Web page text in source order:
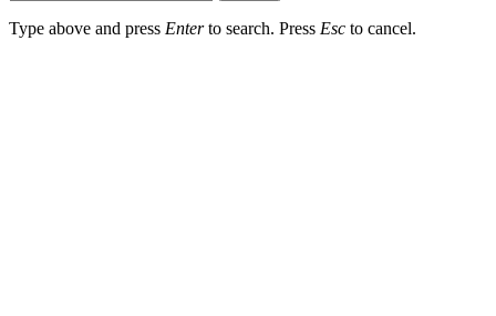
Type above and press Enterto search. Press Esc to cancel.